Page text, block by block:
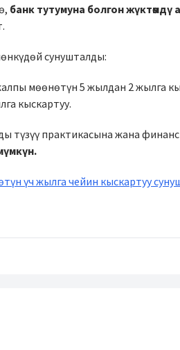
банк тутумуна болгон жүктөмдү
сунушталды:
мөөнөтүн 5 жылдан 2 жылга
кыскартуу.
түзүү практикасына жана
үч жылга чейин кыскартуу